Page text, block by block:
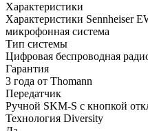
Характеристики
Характеристики Sennheiser
микрофонная система
Тип системы
Цифровая беспроводная
Гарантия
3 года от Thomann
Передатчик
Ручной SKM-S с кнопкой
Технология Diversity